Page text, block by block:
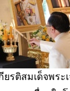
ยรติสมเด็จพระ